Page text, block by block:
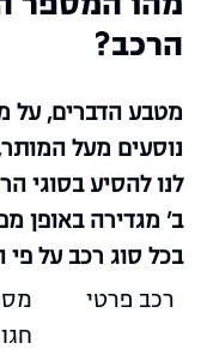
הרכב?
מטבע הדברים, על
נוסעים מעל
ב' מגדירה באופן
בכל סוג רכב על פי
רכב פרטי